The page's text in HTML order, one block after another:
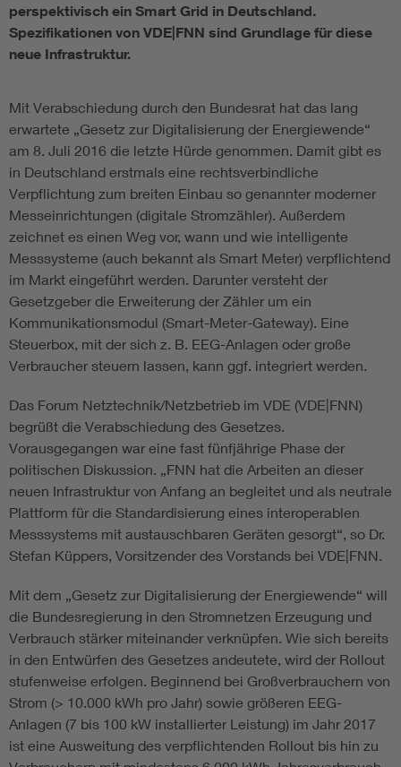
Energy efficiency
Functional safety
perspektivisch ein Smart Grid in Deutschland.
Spezifikationen von VDE|FNN sind Grundlage für diese
neue Infrastruktur.
Mit Verabschiedung durch den Bundesrat hat das lang
erwartete „Gesetz zur Digitalisierung der Energiewende“
am 8. Juli 2016 die letzte Hürde genommen. Damit gibt es
in Deutschland erstmals eine rechtsverbindliche
Verpflichtung zum breiten Einbau so genannter moderner
Messeinrichtungen (digitale Stromzähler). Außerdem
zeichnet es einen Weg vor, wann und wie intelligente
Messsysteme (auch bekannt als Smart Meter) verpflichtend
im Markt eingeführt werden. Darunter versteht der
Gesetzgeber die Erweiterung der Zähler um ein
Kommunikationsmodul (Smart-Meter-Gateway). Eine
Steuerbox, mit der sich z. B. EEG-Anlagen oder große
Verbraucher steuern lassen, kann ggf. integriert werden.
Das Forum Netztechnik/Netzbetrieb im VDE (VDE|FNN)
begrüßt die Verabschiedung des Gesetzes.
Vorausgegangen war eine fast fünfjährige Phase der
politischen Diskussion. „FNN hat die Arbeiten an dieser
neuen Infrastruktur von Anfang an begleitet und als neutrale
Plattform für die Standardisierung eines interoperablen
Messsystems mit austauschbaren Geräten gesorgt“, so Dr.
Stefan Küppers, Vorsitzender des Vorstands bei VDE|FNN.
Mit dem „Gesetz zur Digitalisierung der Energiewende“ will
die Bundesregierung in den Stromnetzen Erzeugung und
Verbrauch stärker miteinander verknüpfen. Wie sich bereits
in den Entwürfen des Gesetzes andeutete, wird der Rollout
stufenweise erfolgen. Beginnend bei Großverbrauchern von
Strom (> 10.000 kWh pro Jahr) sowie größeren EEG-
Anlagen (7 bis 100 kW installierter Leistung) im Jahr 2017
ist eine Ausweitung des verpflichtenden Rollout bis hin zu